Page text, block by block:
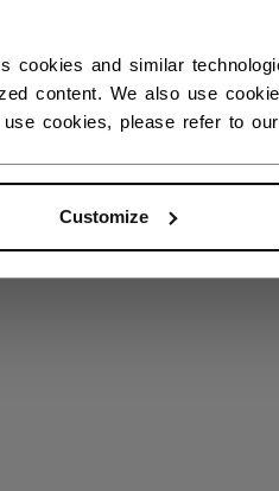
cookies and similar
content. We also use
cookies, please refer to our
Customize